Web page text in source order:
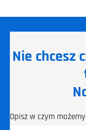
Nie chcesz
Opisz w czym